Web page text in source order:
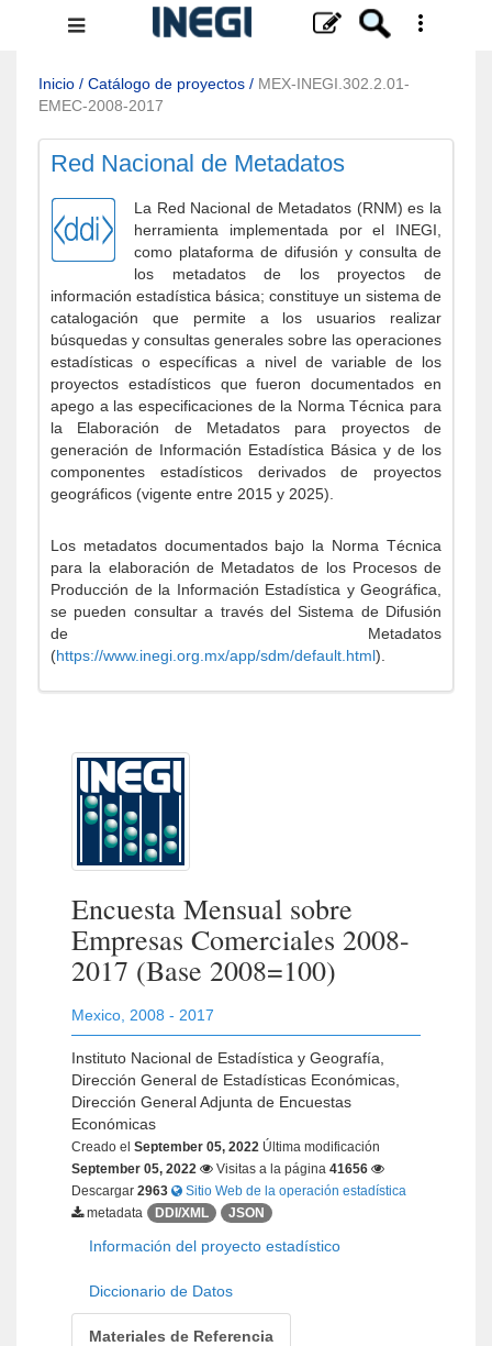
Menú
navegación
Inicio / Catálogo de proyectos / MEX-INEGI.302.2.01-
EMEC-2008-2017
Red Nacional de Metadatos
La Red Nacional de Metadatos (RNM) es la
herramienta implementada por el INEGI,
como plataforma de difusión y consulta de
los metadatos de los proyectos de
información estadística básica; constituye un sistema de
catalogación que permite a los usuarios realizar
búsquedas y consultas generales sobre las operaciones
estadísticas o específicas a nivel de variable de los
proyectos estadísticos que fueron documentados en
apego a las especificaciones de la Norma Técnica para
la Elaboración de Metadatos para proyectos de
generación de Información Estadística Básica y de los
componentes estadísticos derivados de proyectos
geográficos (vigente entre 2015 y 2025).
Los metadatos documentados bajo la Norma Técnica
para la elaboración de Metadatos de los Procesos de
Producción de la Información Estadística y Geográfica,
se pueden consultar a través del Sistema de Difusión
de Metadatos
(https://www.inegi.org.mx/app/sdm/default.html).
Encuesta Mensual sobre
Empresas Comerciales 2008-
2017 (Base 2008=100)
Mexico 2008 - 2017
Instituto Nacional de Estadística y Geografía,
Dirección General de Estadísticas Económicas,
Dirección General Adjunta de Encuestas
Económicas
Creado el September 05, 2022 Última modificación
September 05, 2022
Visitas a la página 41656
Descargar 2963
Sitio Web de la operación estadística
metadata
DDI/XML JSON
Información del proyecto estadístico
Diccionario de Datos
Materiales de Referencia